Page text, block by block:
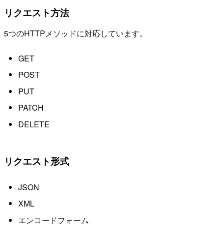
リクエスト方法
5つのHTTPメソッドに対応しています。
GET
POST
PUT
PATCH
DELETE
リクエスト形式
JSON
XML
エンコードフォーム